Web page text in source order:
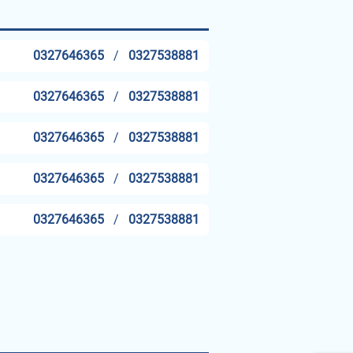
0327646365 / 0327538881
0327646365 / 0327538881
0327646365 / 0327538881
0327646365 / 0327538881
0327646365 / 0327538881